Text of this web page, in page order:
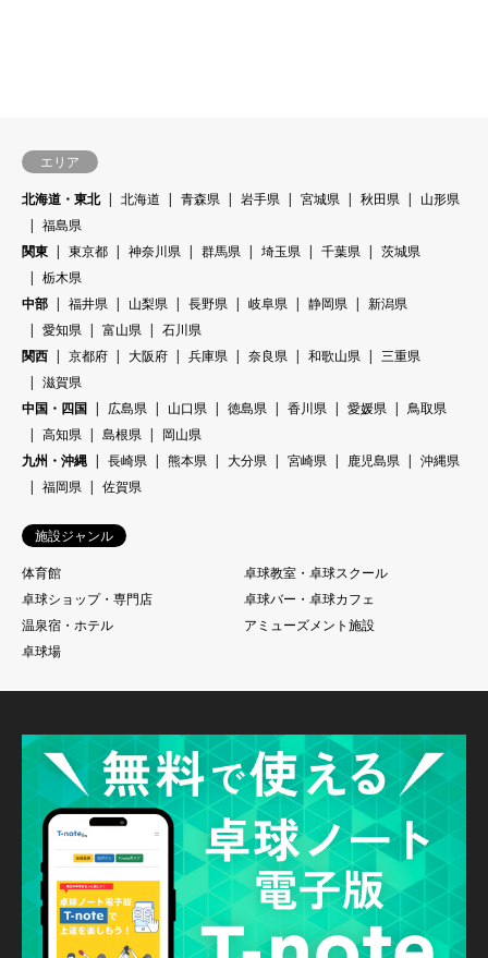
エリア
北海道・東北
北海道 青森県 岩手県 宮城県 秋田県
山形県
福島県
関東
東京都 神奈川県 群馬県 埼玉県 千葉県
茨城県
栃木県
中部
福井県 山梨県 長野県 岐阜県 静岡県
新潟県
愛知県
富山県
石川県
関西
京都府 大阪府 兵庫県 奈良県 和歌山県
三重県
滋賀県
中国・四国
広島県 山口県 徳島県 香川県 愛媛県
鳥取県
高知県
島根県
岡山県
九州・沖縄
長崎県 熊本県 大分県 宮崎県 鹿児島県
沖縄県
福岡県
佐賀県
施設ジャンル
体育館
卓球教室・卓球スクール
卓球ショップ・専門店
卓球バー・卓球カフェ
温泉宿・ホテル
アミューズメント施設
卓球場